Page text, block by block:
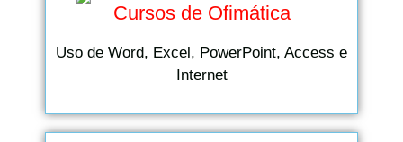
Cursos de Ofimática
Uso de Word, Excel, PowerPoint, Access e
Internet